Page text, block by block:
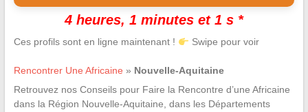
4 heures, 1 minutes et 0 s *
Ces profils sont en ligne maintenant ! Swipe pour voir
Rencontrer Une Africaine » Nouvelle-Aquitaine
Retrouvez nos Conseils pour Faire la Rencontre d’une Africaine
dans la Région Nouvelle-Aquitaine, dans les Départements